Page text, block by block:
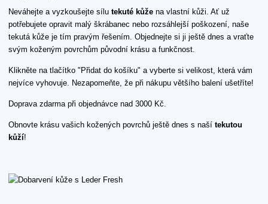
Neváhejte a vyzkoušejte sílu tekuté kůže na vlastní kůži. Ať už
potřebujete opravit malý škrábanec nebo rozsáhlejší poškození, naše
tekutá kůže je tím pravým řešením. Objednejte si ji ještě dnes a vraťte
svým koženým povrchům původní krásu a funkčnost.
Klikněte na tlačítko "Přidat do košíku" a vyberte si velikost, která vám
nejvíce vyhovuje. Nezapomeňte, že při nákupu většího balení ušetříte!
Doprava zdarma při objednávce nad 3000 Kč.
Obnovte krásu vašich kožených povrchů ještě dnes s naší tekutou
kůží!